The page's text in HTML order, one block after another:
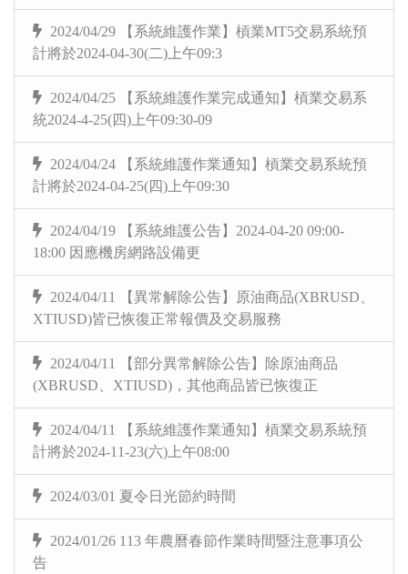
2024/04/29 【系統維護作業】槓業MT5交易系統預
計將於2024-04-30(二)上午09:3
2024/04/25 【系統維護作業完成通知】槓業交易系
統2024-4-25(四)上午09:30-09
2024/04/24 【系統維護作業通知】槓業交易系統預
計將於2024-04-25(四)上午09:30
2024/04/19 【系統維護公告】2024-04-20 09:00-
18:00 因應機房網路設備更
2024/04/11 【異常解除公告】原油商品(XBRUSD、
XTIUSD)皆已恢復正常報價及交易服務
2024/04/11 【部分異常解除公告】除原油商品
(XBRUSD、XTIUSD)，其他商品皆已恢復正
2024/04/11 【系統維護作業通知】槓業交易系統預
計將於2024-11-23(六)上午08:00
2024/03/01 夏令日光節約時間
2024/01/26 113 年農曆春節作業時間暨注意事項公
告